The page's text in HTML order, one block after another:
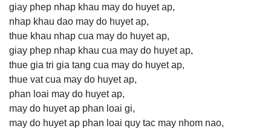
giay phep nhap khau may do huyet ap,
nhap khau dao may do huyet ap,
thue khau nhap cua may do huyet ap,
giay phep nhap khau cua may do huyet ap,
thue gia tri gia tang cua may do huyet ap,
thue vat cua may do huyet ap,
phan loai may do huyet ap,
may do huyet ap phan loai gi,
may do huyet ap phan loai quy tac may nhom nao,